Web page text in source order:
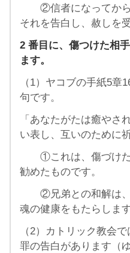
②信者になってから
それを告白し、赦しを
2 番目に、傷つけた相
ます。
（1）ヤコブの手紙5章
句です。
「あなたがたは癒やさ
い表し、互いのために
①これは、傷づけた
勧めたものです。
②兄弟との和解は、
魂の健康をもたらします
（2）カトリック教会
罪の告白があります（